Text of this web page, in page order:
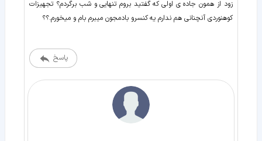
زود از همون جاده ی اولی که گفتید بروم تنهایی و شب برگردم؟ تجهیزات
کوهنوردی آنچنانی هم ندارم یه کنسرو بادمجون میبرم بام و میخورم.؟؟
پاسخ